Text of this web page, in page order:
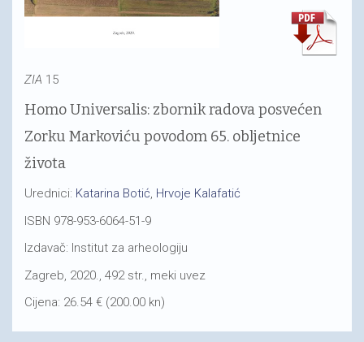
ZIA 15
Homo Universalis: zbornik radova posvećen
Zorku Markoviću povodom 65. obljetnice
života
Urednici: Katarina Botić, Hrvoje Kalafatić
ISBN 978-953-6064-51-9
Izdavač: Institut za arheologiju
Zagreb, 2020., 492 str., meki uvez
Cijena: 26.54 € (200.00 kn)